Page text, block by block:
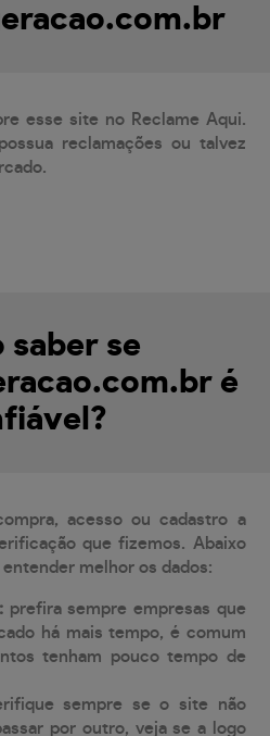
esse site no Reclame Aqui.
reclamações ou talvez
saber se
é
acesso ou cadastro a
que fizemos. Abaixo
melhor os dados:
prefira sempre empresas que
há mais tempo, é comum
tenham pouco tempo de
sempre se o site não
por outro, veja se a logo